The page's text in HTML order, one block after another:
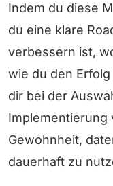
Indem du diese
du eine klare
verbessern ist,
wie du den
dir bei der
Implementierung
Gewohnheit,
dauerhaft zu